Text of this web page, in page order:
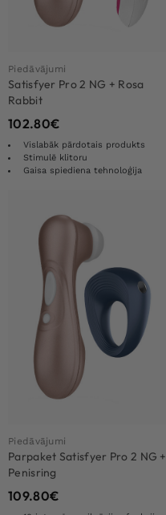
Piedāvājumi
Satisfyer Pro 2 NG + Rosa
Rabbit
102.80€
Vislabāk pārdotais produkts
Stimulē klitoru
Gaisa spiediena tehnoloģija
Piedāvājumi
Parpaket Satisfyer Pro 2 NG +
Penisring
109.80€